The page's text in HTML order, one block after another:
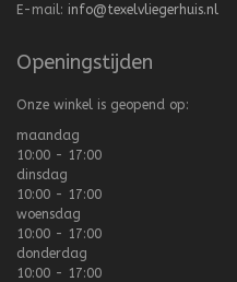
E-mail: info@texelvliegerhuis.nl
Openingstijden
Onze winkel is geopend op:
maandag
10:00 - 17:00
dinsdag
10:00 - 17:00
woensdag
10:00 - 17:00
donderdag
10:00 - 17:00